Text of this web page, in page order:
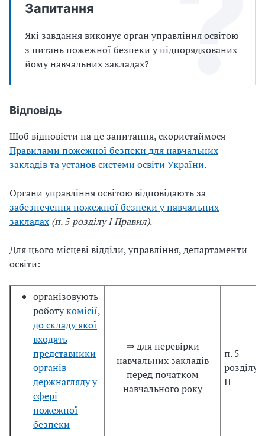
Запитання
Які завдання виконує орган управління освітою
з питань пожежної безпеки у підпорядкованих
йому навчальних закладах?
Відповідь
Щоб відповісти на це запитання, скористаймося
Правилами пожежної безпеки для навчальних
закладів та установ системи освіти України.
Органи управління освітою відповідають за
забезпечення пожежної безпеки у навчальних
закладах (п. 5 розділу І Правил).
Для цього місцеві відділи, управління, департаменти
освіти:
організовують
роботукомісії,
до складу якої
входять
представники
органів
держнагляду у
сфері
пожежної
безпеки
⇒ для перевірки
навчальних закладів
перед початком
навчального року
п. 5
розділу
ІІ